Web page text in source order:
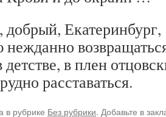
Екатеринбург,
в плен
расставаться.
в рубрике Без рубрики. Добавьте в